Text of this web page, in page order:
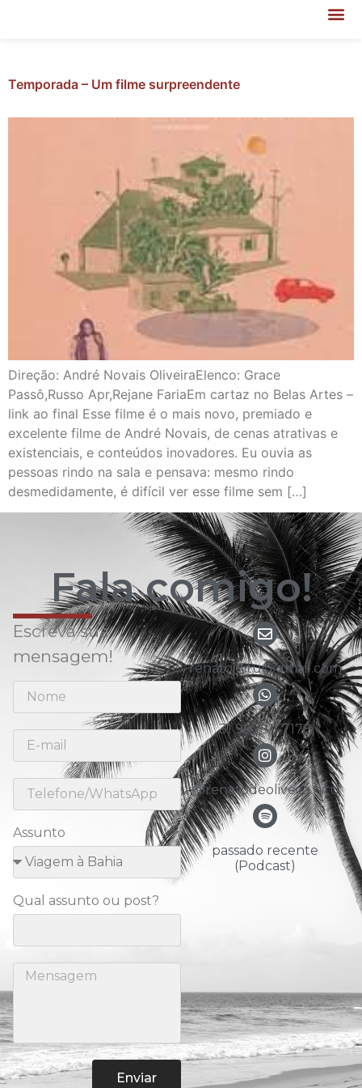
Temporada – Um filme surpreendente
Direção: André Novais OliveiraElenco: Grace
Passô,Russo Apr,Rejane FariaEm cartaz no Belas Artes –
link ao final Esse filme é o mais novo, premiado e
excelente filme de André Novais, de cenas atrativas e
existenciais, e conteúdos inovadores. Eu ouvia as
pessoas rindo na sala e pensava: mesmo rindo
desmedidamente, é difícil ver esse filme sem […]
Fala comigo!
Escreva sua
mensagem!
Assunto
Qual assunto ou post?
Enviar
renato.nitu@gmail.com
31 98783-7178
@renatodeoliveira.nitu
passado recente
(Podcast)